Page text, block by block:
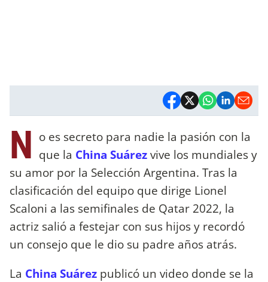
N o es secreto para nadie la pasión con la
que la China Suárezvive los mundiales y
su amor por la Selección Argentina. Tras la
clasificación del equipo que dirige Lionel
Scaloni a las semifinales de Qatar 2022, la
actriz salió a festejar con sus hijos y recordó
un consejo que le dio su padre años atrás.
La China Suárez publicó un video donde se la